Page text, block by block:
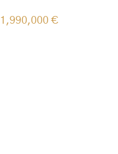
1,990,000 €